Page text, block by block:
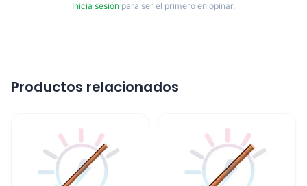
Inicia sesión para ser el primero en opinar.
Productos relacionados